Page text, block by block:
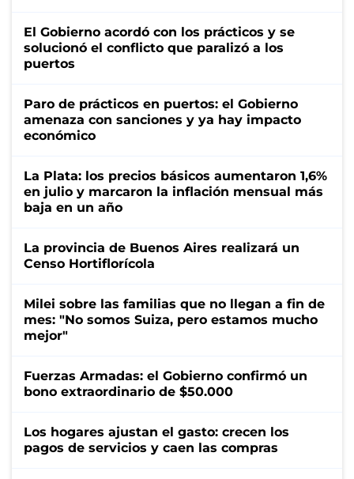
El Gobierno acordó con los prácticos y se
solucionó el conflicto que paralizó a los
puertos
Paro de prácticos en puertos: el Gobierno
amenaza con sanciones y ya hay impacto
económico
La Plata: los precios básicos aumentaron 1,6%
en julio y marcaron la inflación mensual más
baja en un año
La provincia de Buenos Aires realizará un
Censo Hortiflorícola
Milei sobre las familias que no llegan a fin de
mes: "No somos Suiza, pero estamos mucho
mejor"
Fuerzas Armadas: el Gobierno confirmó un
bono extraordinario de $50.000
Los hogares ajustan el gasto: crecen los
pagos de servicios y caen las compras